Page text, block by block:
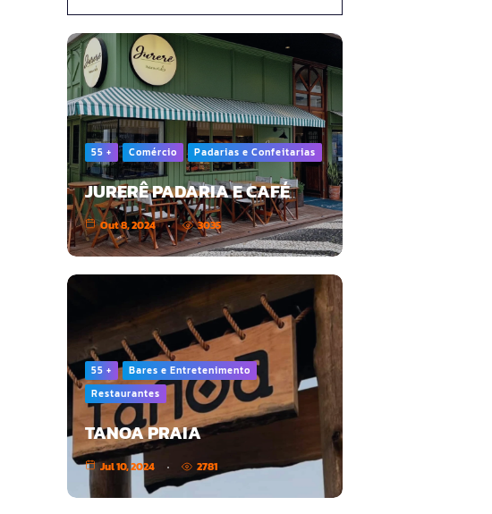
55 + Comércio Padarias e Confeitarias
JURERÊ PADARIA E CAFÉ
Out 8, 2024 3035
55 +
Bares e Entretenimento
Restaurantes
TANOA PRAIA
Jul 10, 2024 2781